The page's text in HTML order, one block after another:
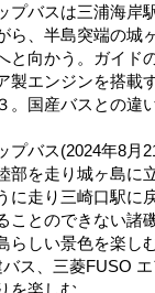
プバスは三浦海岸
ら、半島突端の城
と向かう。ガイド
製エンジンを搭載
。国産バスとの違
プバス(2024年8月
部を走り城ヶ島に
に走り三崎口駅に
ことのできない諸
らしい景色を楽し
ス、三菱FUSO
を楽しむ。